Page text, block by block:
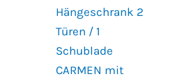
Hängeschrank 2
Türen / 1
Schublade
CARMEN mit